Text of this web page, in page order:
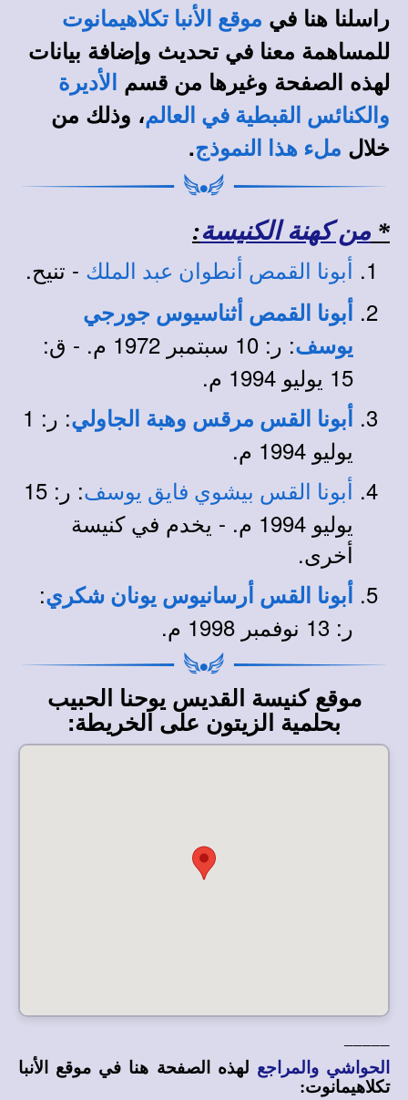
راسلنا هنا في موقع الأنبا تكلاهيمانوت
للمساهمة معنا في تحديث وإضافة بيانات
لهذه الصفحة وغيرها من قسم
الأديرة
والكنائس القبطية في العالم، وذلك من
خلال ملء هذا النموذج.
* من كهنة الكنيسة:
أبونا القمص أنطوان عبد الملك - تنيح.
أبونا القمص أثناسيوس جورجي
يوسف
: ر: 10 سبتمبر 1972 م. - ق:
15 يوليو 1994 م.
أبونا القس مرقس وهبة الجاولي
: ر: 1
يوليو 1994 م.
أبونا القس بيشوي فايق يوسف
: ر: 15
يوليو 1994 م. - يخدم في كنيسة
أخرى.
أبونا القس أرسانيوس يونان شكري:
ر: 13 نوفمبر 1998 م.
موقع كنيسة القديس يوحنا الحبيب
بحلمية الزيتون على الخريطة:
الحواشي والمراجع لهذه الصفحة هنا في موقع الأنبا
تكلاهيمانوت: